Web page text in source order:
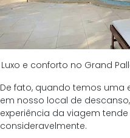
Luxo e conforto no Grand
De fato, quando temos uma
em nosso local de
experiência da viagem
consideravelmente.